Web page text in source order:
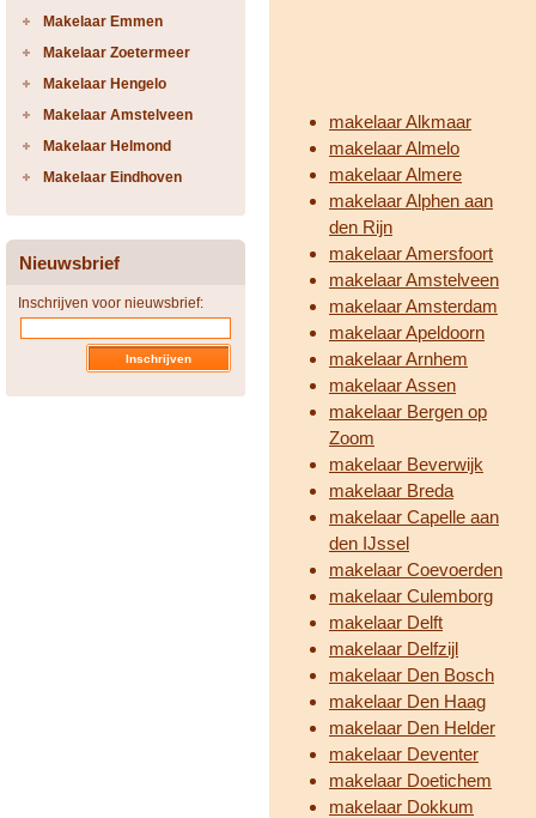
Makelaar Emmen
Makelaar Zoetermeer
Makelaar Hengelo
Makelaar Amstelveen
Makelaar Helmond
Makelaar Eindhoven
Nieuwsbrief
Inschrijven voor nieuwsbrief:
makelaar Alkmaar
makelaar Almelo
makelaar Almere
makelaar Alphen aan
den Rijn
makelaar Amersfoort
makelaar Amstelveen
makelaar Amsterdam
makelaar Apeldoorn
makelaar Arnhem
makelaar Assen
makelaar Bergen op
Zoom
makelaar Beverwijk
makelaar Breda
makelaar Capelle aan
den IJssel
makelaar Coevoerden
makelaar Culemborg
makelaar Delft
makelaar Delfzijl
makelaar Den Bosch
makelaar Den Haag
makelaar Den Helder
makelaar Deventer
makelaar Doetichem
makelaar Dokkum